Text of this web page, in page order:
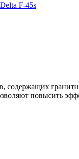
содержащих
повысить